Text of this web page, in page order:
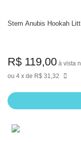
Stem Anubis Hookah
4 de R$ 31,32
R$ 119,00 à vista